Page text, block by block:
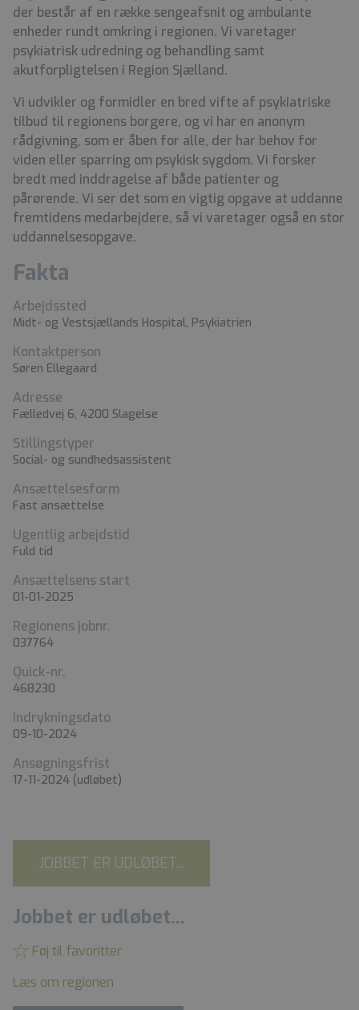
der består af en række sengeafsnit og ambulante
enheder rundt omkring i regionen. Vi varetager
psykiatrisk udredning og behandling samt
akutforpligtelsen i Region Sjælland.
Vi udvikler og formidler en bred vifte af psykiatriske
tilbud til regionens borgere, og vi har en anonym
rådgivning, som er åben for alle, der har behov for
viden eller sparring om psykisk sygdom. Vi forsker
bredt med inddragelse af både patienter og
pårørende. Vi ser det som en vigtig opgave at uddanne
fremtidens medarbejdere, så vi varetager også en stor
uddannelsesopgave.
Fakta
Arbejdssted
Midt- og Vestsjællands Hospital, Psykiatrien
Kontaktperson
Søren Ellegaard
Adresse
Fælledvej 6, 4200 Slagelse
Stillingstyper
Social- og sundhedsassistent
Ansættelsesform
Fast ansættelse
Ugentlig arbejdstid
Fuld tid
Ansættelsens start
01-01-2025
Regionens jobnr.
037764
Quick-nr.
468230
Indrykningsdato
09-10-2024
Ansøgningsfrist
17-11-2024 (udløbet)
JOBBET ER UDLØBET...
Jobbet er udløbet...
Føj til favoritter
Læs om regionen